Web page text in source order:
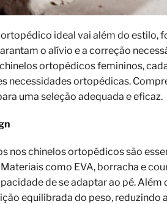
ideal vai além do estilo,
o alívio e a correção
ortopédicos femininos,
necessidades ortopédicas.
uma seleção adequada e eficaz.
nos chinelos ortopédicos são
como EVA, borracha e
de se adaptar ao pé. Além
equilibrada do peso, reduzindo